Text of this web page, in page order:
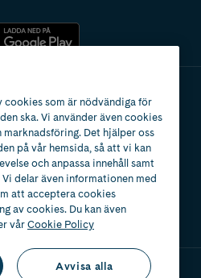
cookies som är nödvändiga för
ska. Vi använder även cookies
Det hjälper oss
på vår hemsida, så att vi kan
och anpassa innehåll samt
delar även informationen med
att acceptera cookies
av cookies. Du kan även
vårCookie Policy
Avvisa alla